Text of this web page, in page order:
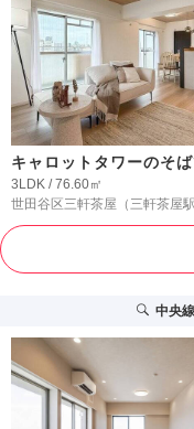
キャロットタワーのそ
3LDK / 76.60㎡
世田谷区三軒茶屋 （三軒茶屋駅
中央線